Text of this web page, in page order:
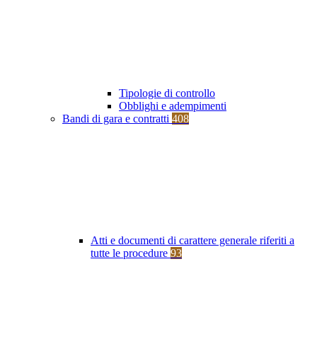
Tipologie di controllo
Obblighi e adempimenti
Bandi di gara e contratti 408
Atti e documenti di carattere generale riferiti a
tutte le procedure 93